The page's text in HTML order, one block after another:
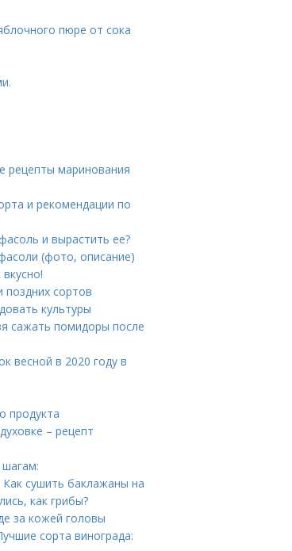
пюре от сока
рецепты маринования
и рекомендации по
и вырастить ее?
(фото, описание)
сортов
культуры
сажать помидоры после
весной в 2020 году в
продукта
– рецепт
сушить баклажаны на
как грибы?
за кожей головы
сорта винограда: